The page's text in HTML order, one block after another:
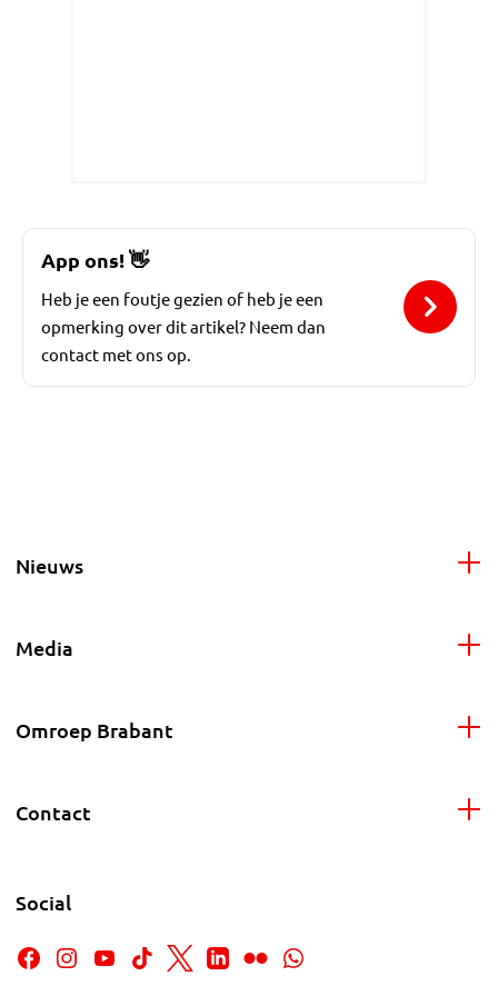
App ons! 👋
Heb je een foutje gezien of heb je een
opmerking over dit artikel? Neem dan
contact met ons op.
Nieuws
Media
Omroep Brabant
Contact
Social